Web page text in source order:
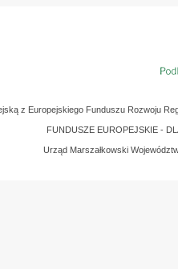
z Europejskiego Funduszu Rozwoju
FUNDUSZE EUROPEJSKIE -
Urząd Marszałkowski